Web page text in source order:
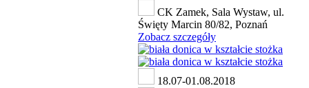
CK Zamek, Sala Wystaw, ul.
Święty Marcin 80/82, Poznań
Zobacz szczegóły
18.07-01.08.2018